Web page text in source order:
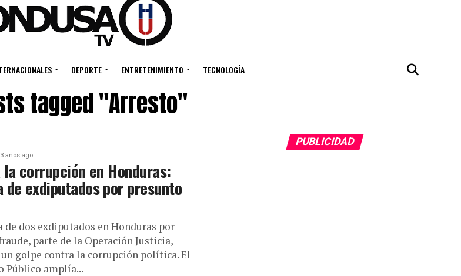
DEPORTE ENTRETENIMIENTO TECNOLOGÍA
tagged "Arresto"
3 años ago
la corrupción en Honduras:
de exdiputados por presunto
de dos exdiputados en Honduras por
parte de la Operación Justicia,
golpe contra la corrupción política. El
Público amplía...
PUBLICIDAD